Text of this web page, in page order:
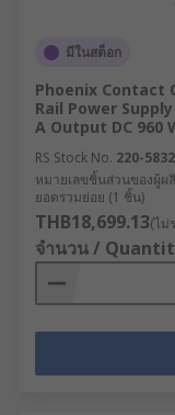
มีในสต็อก
Phoenix Contact
Rail Power
A Output DC 960
RS Stock No. 220-5832
หมายเลขชิ้นส่วนของผู้ผ
ยอดรวมย่อย (1 ชิ้น)
THB18,699.13(ไม่
จำนวน /